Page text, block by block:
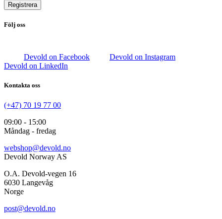
Registrera
Följ oss
Devold on Facebook
Devold on Instagram
Devold on LinkedIn
Kontakta oss
(+47) 70 19 77 00
09:00 - 15:00
Måndag - fredag
webshop@devold.no
Devold Norway AS
O.A. Devold-vegen 16
6030 Langevåg
Norge
post@devold.no